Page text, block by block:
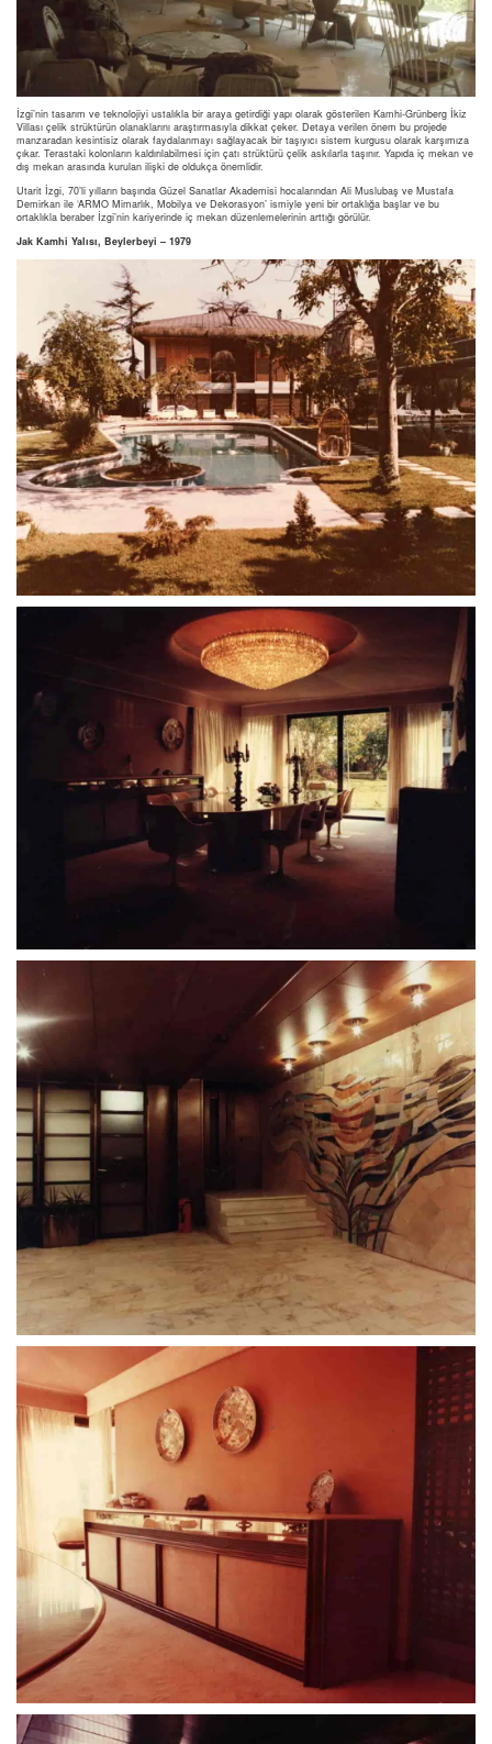
İzgi’nin tasarım ve teknolojiyi ustalıkla bir araya getirdiği yapı olarak gösterilen Kamhi-Grünberg İkiz
Villası çelik strüktürün olanaklarını araştırmasıyla dikkat çeker. Detaya verilen önem bu projede
manzaradan kesintisiz olarak faydalanmayı sağlayacak bir taşıyıcı sistem kurgusu olarak karşımıza
çıkar. Terastaki kolonların kaldırılabilmesi için çatı strüktürü çelik askılarla taşınır. Yapıda iç mekan ve
dış mekan arasında kurulan ilişki de oldukça önemlidir.
Utarit İzgi, 70’li yılların başında Güzel Sanatlar Akademisi hocalarından Ali Muslubaş ve Mustafa
Demirkan ile ‘ARMO Mimarlık, Mobilya ve Dekorasyon’ ismiyle yeni bir ortaklığa başlar ve bu
ortaklıkla beraber İzgi’nin kariyerinde iç mekan düzenlemelerinin arttığı görülür.
Jak Kamhi Yalısı, Beylerbeyi – 1979